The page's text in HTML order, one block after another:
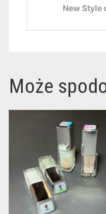
Może